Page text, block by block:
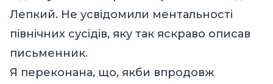
Лепкий. Не усвідомили ментальності
північних сусідів, яку так яскраво описав
письменник.
Я переконана, що, якби впродовж